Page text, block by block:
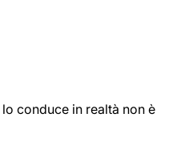
conduce in realtà non è